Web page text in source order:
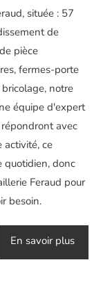
située : 57
de
pièce
fermes-porte
notre
équipe d'expert
avec
activité, ce
quotidien, donc
Feraud pour
besoin.
En savoir plus